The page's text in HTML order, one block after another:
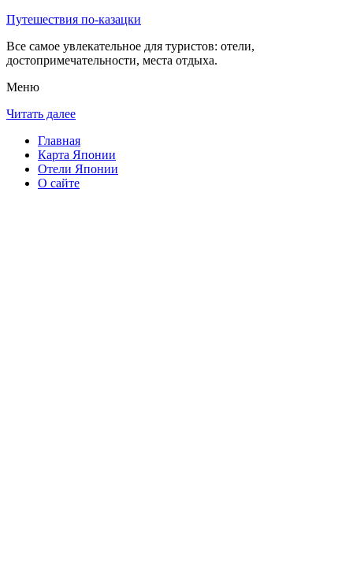
Путешествия по-казацки
Все самое увлекательное для туристов: отели,
достопримечательности, места отдыха.
Меню
Читать далее
Главная
Карта Японии
Отели Японии
О сайте